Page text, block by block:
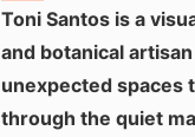
Toni Santos is a
and botanical
unexpected spaces
through the quiet